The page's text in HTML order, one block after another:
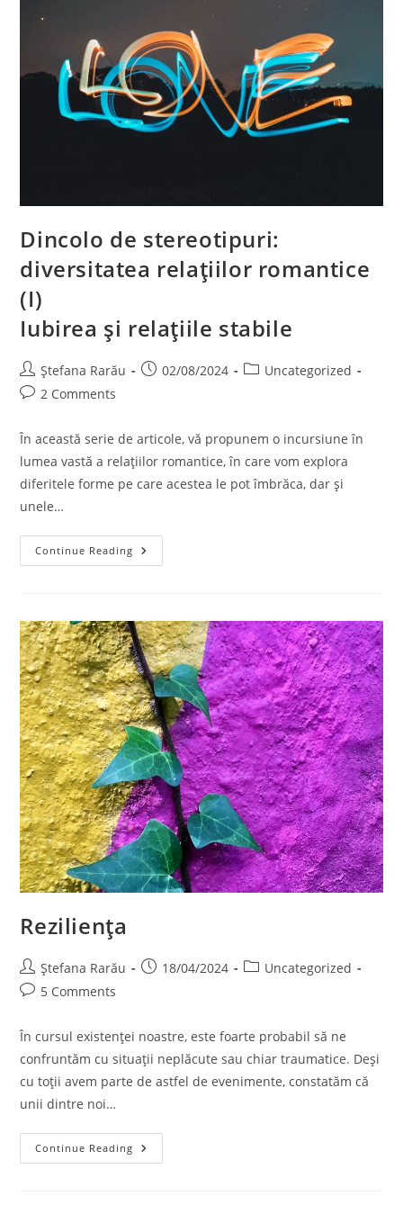
Dincolo de stereotipuri:
diversitatea relațiilor romantice
(I)
Iubirea și relațiile stabile
Ștefana Rarău 02/08/2024
Uncategorized
2 Comments
În această serie de articole, vă propunem o incursiune în
lumea vastă a relațiilor romantice, în care vom explora
diferitele forme pe care acestea le pot îmbrăca, dar și
unele…
Continue Reading
Reziliența
Ștefana Rarău 18/04/2024
Uncategorized
5 Comments
În cursul existenței noastre, este foarte probabil să ne
confruntăm cu situații neplăcute sau chiar traumatice. Deși
cu toții avem parte de astfel de evenimente, constatăm că
unii dintre noi…
Continue Reading